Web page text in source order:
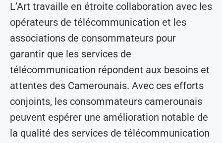
L’Art travaille en étroite collaboration avec les
opérateurs de télécommunication et les
associations de consommateurs pour
garantir que les services de
télécommunication répondent aux besoins et
attentes des Camerounais. Avec ces efforts
conjoints, les consommateurs camerounais
peuvent espérer une amélioration notable de
la qualité des services de télécommunication